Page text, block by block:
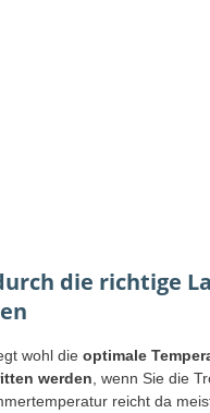
die richtige
wohl die optimale
werden , wenn Sie die
reicht da